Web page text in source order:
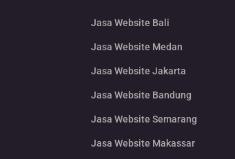
Jasa Website Bali
Jasa Website Medan
Jasa Website Jakarta
Jasa Website Bandung
Jasa Website Semarang
Jasa Website Makassar